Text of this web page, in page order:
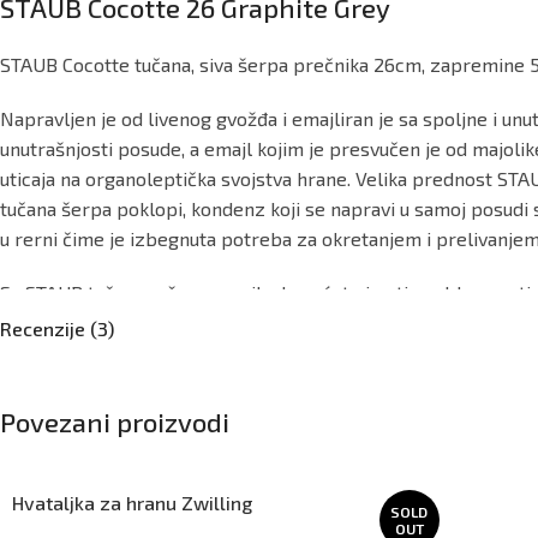
STAUB Cocotte 26 Graphite Grey
STAUB Cocotte tučana, siva šerpa prečnika 26cm, zapremine
Napravljen je od livenog gvožđa i emajliran je sa spoljne i
unutrašnjosti posude, a emajl kojim je presvučen je od
uticaja na organoleptička svojstva hrane. Velika prednost
tučana šerpa poklopi, kondenz koji se napravi u samoj
u rerni čime je izbegnuta potreba za okretanjem i prelivanjem
Sa STAUB tučanom šerpom nikada nećete imati problem sa
otvara i hladi rerna. Nema potrebe da se meso vadi iz rerne i
Ova kombinacija materijala čini da je STAUB kuhinjsko posuđe
Može se koristiti na svim izvorima toplote,
Recenzije (3)
Povezani proizvodi
Hvataljka za hranu Zwilling
SOLD
OUT